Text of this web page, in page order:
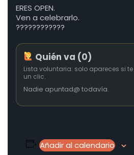
ERES OPEN.
Ven a celebrarlo.
????????????
Quién va (0)
Lista voluntaria: solo apareces si
un clic.
Nadie apuntad@ todavía.
Añadir al calendario